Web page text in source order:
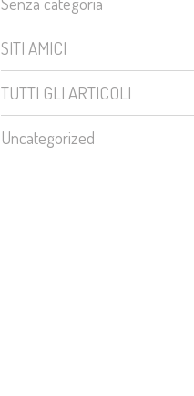
SITI AMICI
TUTTI GLI ARTICOLI
Uncategorized